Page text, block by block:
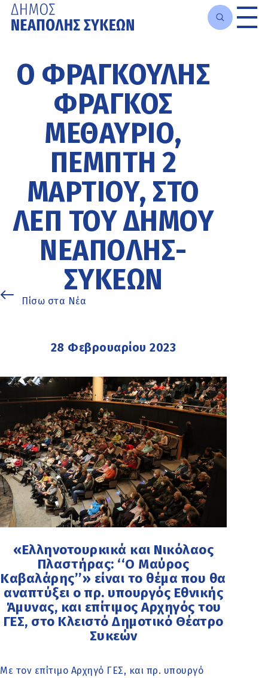
κυρίως
περιεχόμενο
Ο ΦΡΑΓΚΟΎΛΗΣ
ΦΡΆΓΚΟΣ
ΜΕΘΑΎΡΙΟ,
ΠΈΜΠΤΗ 2
ΜΑΡΤΊΟΥ, ΣΤΟ
ΛΕΠ ΤΟΥ ΔΉΜΟΥ
ΝΕΆΠΟΛΗΣ-
ΣΥΚΕΏΝ
Πίσω στα Νέα
28 Φεβρουαρίου 2023
«Ελληνοτουρκικά και Νικόλαος
Πλαστήρας: ‘‘Ο Μαύρος
Καβαλάρης’’» είναι το θέμα που θα
αναπτύξει ο πρ. υπουργός Εθνικής
Άμυνας, και επίτιμος Αρχηγός του
ΓΕΣ, στο Κλειστό Δημοτικό Θέατρο
Συκεών
Με τον επίτιμο Αρχηγό ΓΕΣ, και πρ. υπουργό